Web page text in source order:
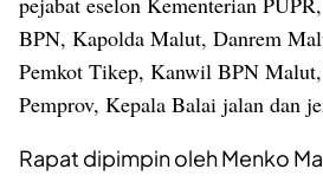
BPN, Kapolda Malut, Danrem
Pemkot Tikep, Kanwil BPN
Pemprov, Kepala Balai jalan dan
Rapat dipimpin oleh Menko